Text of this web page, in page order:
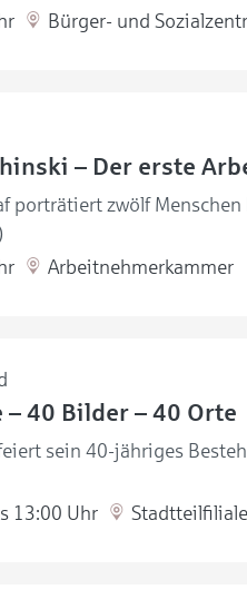
Bürger- und
– Der erste
porträtiert zwölf
Arbeitnehmerkammer
– 40 Bilder – 40 Orte
sein 40-jähriges
13:00 Uhr